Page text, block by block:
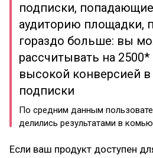
подписки,
аудиторию площадки,
гораздо больше: вы
рассчитывать на 2500*
высокой конверсией
подписки
По средним данным
делились результатами в
Если ваш продукт доступен